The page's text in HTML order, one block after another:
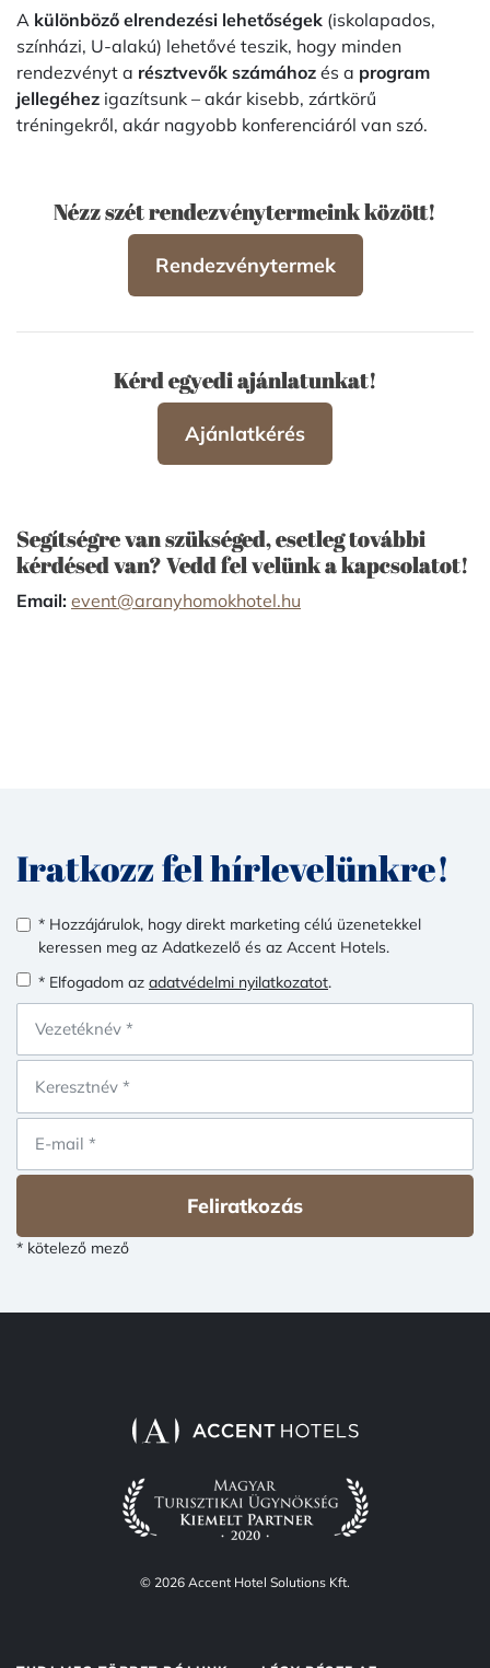
A különböző elrendezési lehetőségek (iskolapados,
színházi, U-alakú) lehetővé teszik, hogy minden
rendezvényt a résztvevők számához és a program
jellegéhez igazítsunk – akár kisebb, zártkörű
tréningekről, akár nagyobb konferenciáról van szó.
Nézz szét rendezvénytermeink között!
Rendezvénytermek
Kérd egyedi ajánlatunkat!
Ajánlatkérés
Segítségre van szükséged, esetleg további
kérdésed van? Vedd fel velünk a kapcsolatot!
Email: event@aranyhomokhotel.hu
Iratkozz fel hírlevelünkre!
* Hozzájárulok, hogy direkt marketing célú üzenetekkel
keressen meg az Adatkezelő és az Accent Hotels.
* Elfogadom az adatvédelmi nyilatkozatot.
Feliratkozás
* kötelező mező
© 2026 Accent Hotel Solutions Kft.